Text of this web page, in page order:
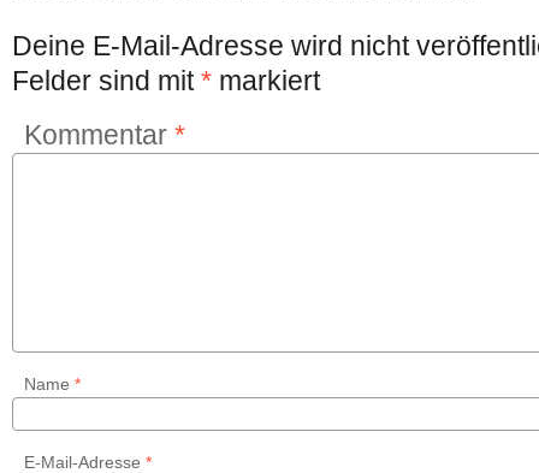
Deine E-Mail-Adresse wird nicht
Felder sind mit* markiert
Kommentar *
Name *
E-Mail-Adresse *